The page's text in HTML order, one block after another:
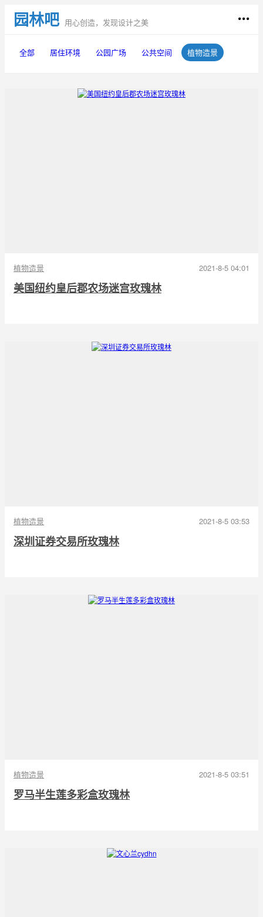
园林吧 用心创造，发现设计之美
全部 居住环境 公园广场 公共空间 植物造景
植物造景 2021-8-5 04:01
美国纽约皇后郡农场迷宫玫瑰林
植物造景 2021-8-5 03:53
深圳证券交易所玫瑰林
植物造景 2021-8-5 03:51
罗马半生莲多彩盒玫瑰林